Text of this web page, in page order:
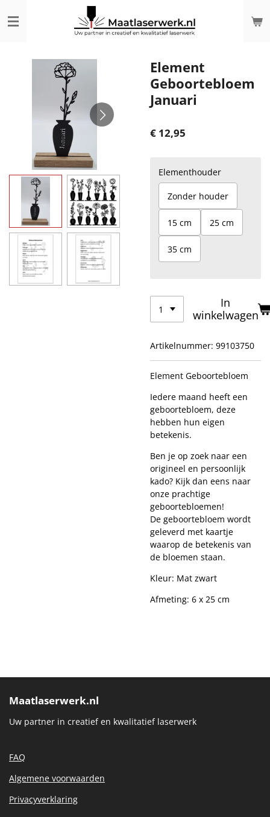
direct
hoofdinhoud
Element
Geboortebloem
Januari
€ 12,95
Elementhouder
Zonder houder
15 cm 25 cm
35 cm
In
winkelwagen
Artikelnummer: 99103750
Element Geboortebloem
Iedere maand heeft een
geboortebloem, deze
hebben hun eigen
betekenis.
Ben je op zoek naar een
origineel en persoonlijk
kado? Kijk dan eens naar
onze prachtige
geboortebloemen!
De geboortebloem wordt
geleverd met kaartje
waarop de betekenis van
de bloemen staan.
Kleur: Mat zwart
Afmeting: 6 x 25 cm
Maatlaserwerk.nl
Uw partner in creatief en kwalitatief laserwerk
FAQ
Algemene voorwaarden
Privacyverklaring